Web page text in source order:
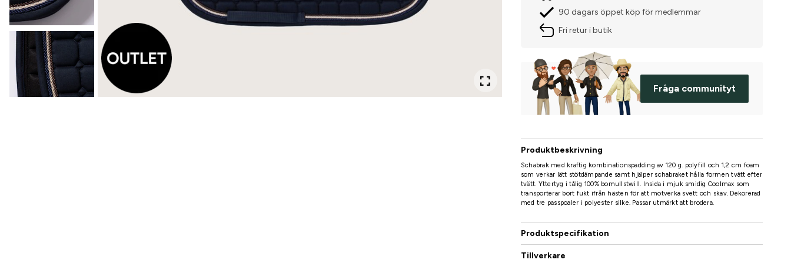
90 dagars öppet köp för medlemmar
Fri retur i butik
Fråga communityt
Produktbeskrivning
Schabrak med kraftig kombinationspadding av 120 g. polyfill och 1,2 cm foam
som verkar lätt stötdämpande samt hjälper schabraket hålla formen tvätt efter
tvätt. Yttertyg i tålig 100% bomullstwill. Insida i mjuk smidig Coolmax som
transporterar bort fukt ifrån hästen för att motverka svett och skav. Dekorerad
med tre passpoaler i polyester silke. Passar utmärkt att brodera.
Produktspecifikation
Tillverkare